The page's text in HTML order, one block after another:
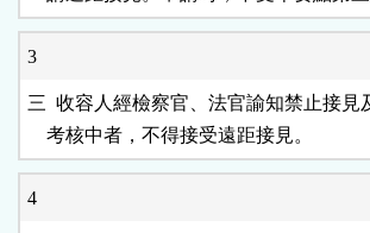
3
三  收容人經檢察官、法官諭知禁止接
    考核中者，不得接受遠距接見。
4